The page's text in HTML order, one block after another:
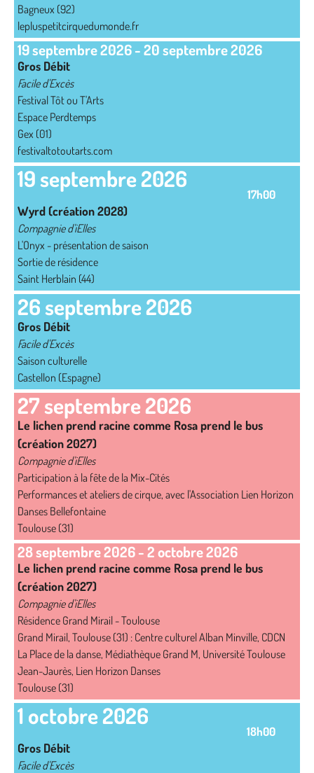
Bagneux (92)
lepluspetitcirquedumonde.fr
19 septembre 2026-20 septembre 2026
Gros Débit
Facile d'Excès
Festival Tôt ou T'Arts
Espace Perdtemps
Gex (01)
festivaltotoutarts.com
19 septembre 2026
17h00
Wyrd (création 2028)
Compagnie d'iElles
L'Onyx - présentation de saison
Sortie de résidence
Saint Herblain (44)
26 septembre 2026
Gros Débit
Facile d'Excès
Saison culturelle
Castellon (Espagne)
27 septembre 2026
Le lichen prend racine comme Rosa prend le bus
(création 2027)
Compagnie d'iElles
Participation à la fête de la Mix-Cités
Performances et ateliers de cirque, avec l'Association Lien Horizon
Danses Bellefontaine
Toulouse (31)
28 septembre 2026-2 octobre 2026
Le lichen prend racine comme Rosa prend le bus
(création 2027)
Compagnie d'iElles
Résidence Grand Mirail - Toulouse
Grand Mirail, Toulouse (31) : Centre culturel Alban Minville, CDCN
La Place de la danse, Médiathèque Grand M, Université Toulouse
Jean-Jaurès, Lien Horizon Danses
Toulouse (31)
1 octobre 2026
18h00
Gros Débit
Facile d'Excès